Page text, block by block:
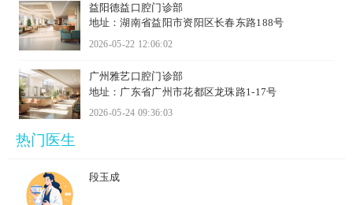
益阳德益口腔门诊部
地址：湖南省益阳市资阳区长春东路188号
2026-05-22 12:06:02
广州雅艺口腔门诊部
地址：广东省广州市花都区龙珠路1-17号
2026-05-24 09:36:03
热门医生
段玉成